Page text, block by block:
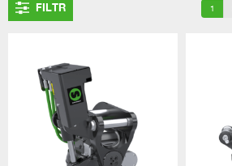
FILTR 1